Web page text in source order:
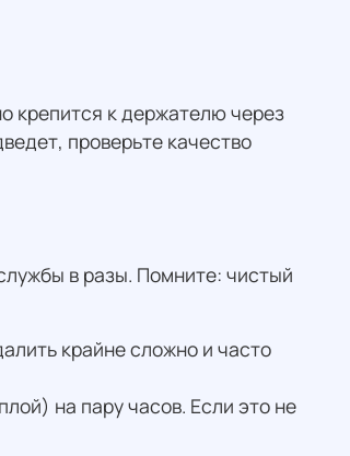
крепится к держателю через
проверьте качество
в разы. Помните: чистый
крайне сложно и часто
на пару часов. Если это не